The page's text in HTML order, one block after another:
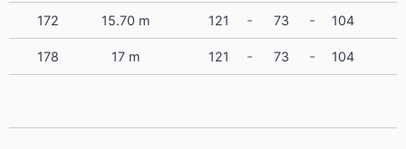
172 15.70 m 121 - 73 - 104
178 17 m 121 - 73 - 104